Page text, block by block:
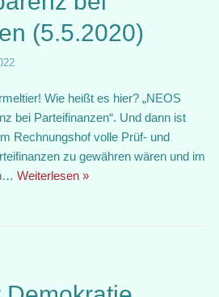
(5.5.2020)
Wie heißt es hier? „NEOS
bei Parteifinanzen“. Und dann ist
Rechnungshof volle Prüf- und
zu gewähren wären und im
Weiterlesen »